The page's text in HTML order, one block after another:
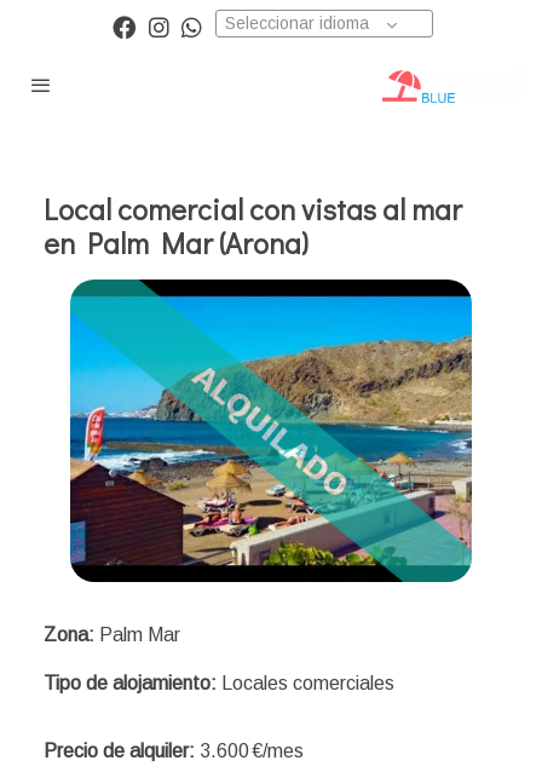
Seleccionar idioma
Local comercial con vistas al mar
en Palm Mar (Arona)
Zona: Palm Mar
Tipo de alojamiento: Locales comerciales
Precio de alquiler: 3.600 €/mes